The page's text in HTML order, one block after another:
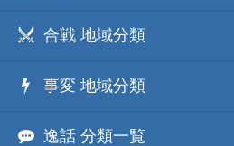
合戦 地域分類
事変 地域分類
逸話 分類一覧